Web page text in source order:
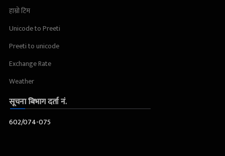
हाम्रो टिम
Unicode to Preeti
Preeti to unicode
Exchange Rate
Weather
सूचना बिभाग दर्ता नं.
602/074-075